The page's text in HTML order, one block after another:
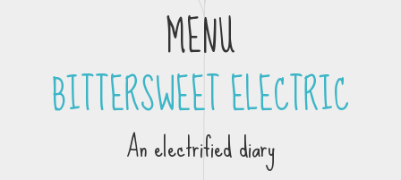
MENU
Skip to contentBITTERSWEET ELECTRIC
An electrified diary